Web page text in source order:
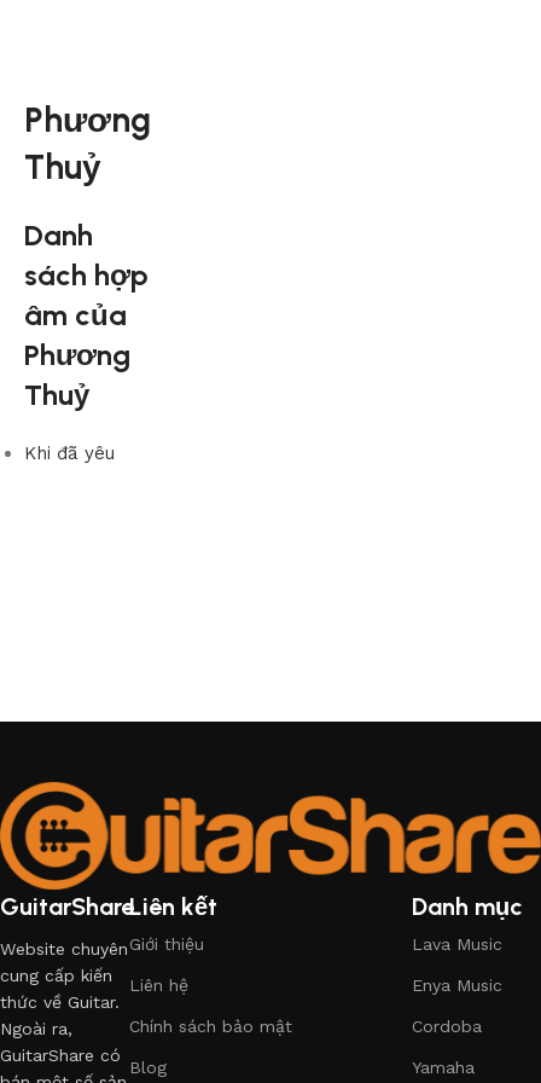
Phương
Thuỷ
Danh
sách hợp
âm của
Phương
Thuỷ
Khi đã yêu
GuitarShare
Website chuyên
cung cấp kiến
thức về Guitar.
Ngoài ra,
GuitarShare có
Liên kết
Giới thiệu
Liên hệ
Chính sách bảo mật
Blog
Danh mục
Lava Music
Enya Music
Cordoba
Yamaha